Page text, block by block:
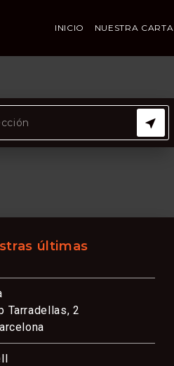
INICIO NUESTRA CARTA
últimas
Tarradellas, 2